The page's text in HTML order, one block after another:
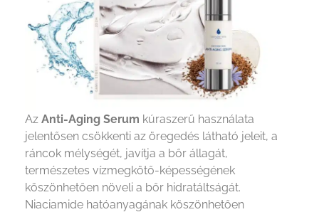
Az Anti-Aging Serum kúraszerű használata
jelentősen csökkenti az öregedés látható jeleit, a
ráncok mélységét, javítja a bőr állagát,
természetes vízmegkötő-képességének
köszönhetően növeli a bőr hidratáltságát.
Niaciamide hatóanyagának köszönhetően